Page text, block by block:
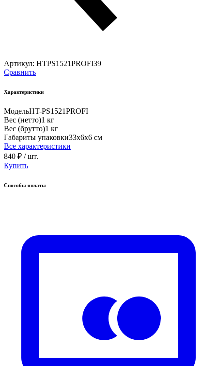
Артикул: HTPS1521PROFI39
Сравнить
Характеристики
МодельHT-PS1521PROFI
Вес (нетто)1 кг
Вес (брутто)1 кг
Габариты упаковки33х6х6 см
Все характеристики
840 ₽ / шт.
Купить
Способы оплаты